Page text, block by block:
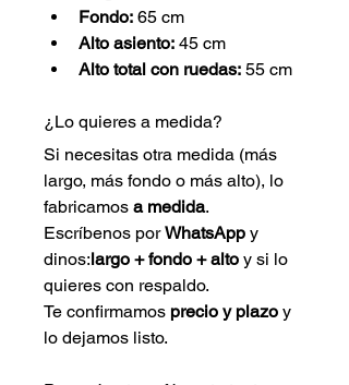
Fondo: 65 cm
Alto asiento: 45 cm
Alto total con ruedas: 55 cm
¿Lo quieres a medida?
Si necesitas otra medida (más
largo, más fondo o más alto), lo
fabricamos a medida.
Escríbenos por WhatsApp y
dinos:largo + fondo + alto y si lo
quieres con respaldo.
Te confirmamos precio y plazo y
lo dejamos listo.